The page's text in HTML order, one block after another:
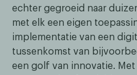
echter gegroeid naar
met elk een eigen
implementatie van een
tussenkomst van
een golf van innovatie.